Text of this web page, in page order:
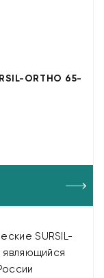
ORTHO 65-